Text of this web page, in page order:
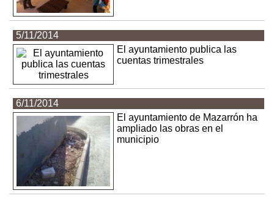
5/11/2014
El ayuntamiento publica las
cuentas trimestrales
6/11/2014
El ayuntamiento de Mazarrón ha
ampliado las obras en el
municipio